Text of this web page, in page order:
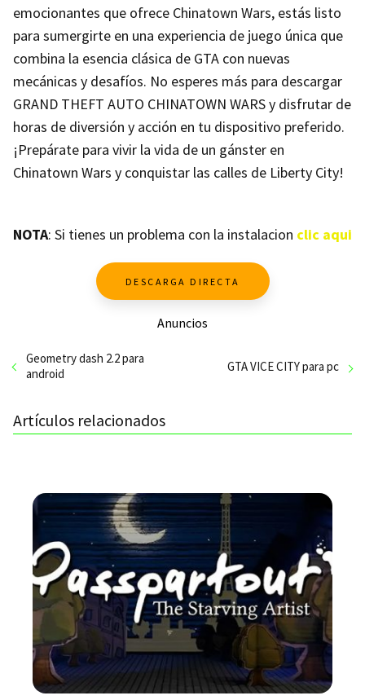
emocionantes que ofrece Chinatown Wars, estás listo
para sumergirte en una experiencia de juego única que
combina la esencia clásica de GTA con nuevas
mecánicas y desafíos. No esperes más para descargar
GRAND THEFT AUTO CHINATOWN WARS y disfrutar de
horas de diversión y acción en tu dispositivo preferido.
¡Prepárate para vivir la vida de un gánster en
Chinatown Wars y conquistar las calles de Liberty City!
NOTA: Si tienes un problema con la instalacion clic aqui
DESCARGA DIRECTA
Anuncios
Geometry dash 2.2 para
android
GTA VICE CITY para pc
Artículos relacionados